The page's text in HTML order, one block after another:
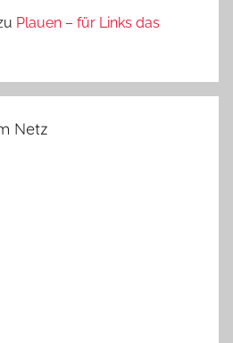
Plauen – für Links das
Netz